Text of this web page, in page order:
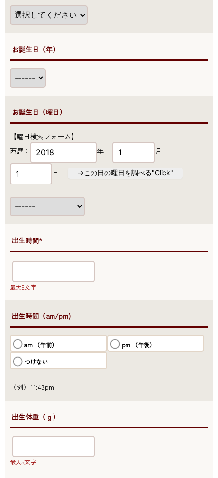
●お誕生日（年）
【曜日検索フォーム】
西暦：
年 月
日 →この日の曜日を調べる"Click"
●お誕生日（曜日）
●出生時間*
最大5文字
●出生時間（am/pm)
am （午前） pm （午後）
つけない
（例）11:43pm
●出生体重（ｇ）
最大5文字